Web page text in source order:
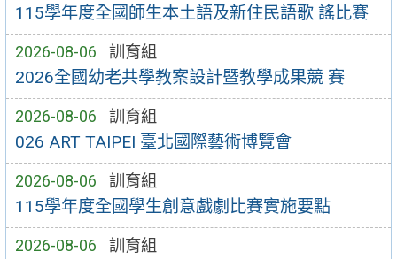
115學年度全國師生本土語及新住民語歌 謠比賽
2026-08-06 訓育組
2026全國幼老共學教案設計暨教學成果競 賽
2026-08-06 訓育組
026 ART TAIPEI 臺北國際藝術博覽會
2026-08-06 訓育組
115學年度全國學生創意戲劇比賽實施要點
2026-08-06 訓育組